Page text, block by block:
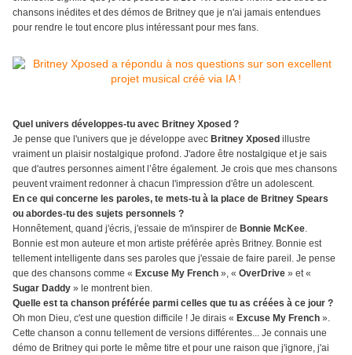
chansons inédites et des démos de Britney que je n'ai jamais entendues
pour rendre le tout encore plus intéressant pour mes fans.
Quel univers développes-tu avec Britney Xposed ?
Je pense que l'univers que je développe avec Britney Xposed illustre
vraiment un plaisir nostalgique profond. J'adore être nostalgique et je sais
que d'autres personnes aiment l’être également. Je crois que mes chansons
peuvent vraiment redonner à chacun l'impression d'être un adolescent.
En ce qui concerne les paroles, te mets-tu à la place de Britney Spears
ou abordes-tu des sujets personnels ?
Honnêtement, quand j'écris, j'essaie de m'inspirer de Bonnie McKee.
Bonnie est mon auteure et mon artiste préférée après Britney. Bonnie est
tellement intelligente dans ses paroles que j'essaie de faire pareil. Je pense
que des chansons comme « Excuse My French », « OverDrive » et «
Sugar Daddy » le montrent bien.
Quelle est ta chanson préférée parmi celles que tu as créées à ce jour ?
Oh mon Dieu, c'est une question difficile ! Je dirais « Excuse My French ».
Cette chanson a connu tellement de versions différentes... Je connais une
démo de Britney qui porte le même titre et pour une raison que j'ignore, j'ai